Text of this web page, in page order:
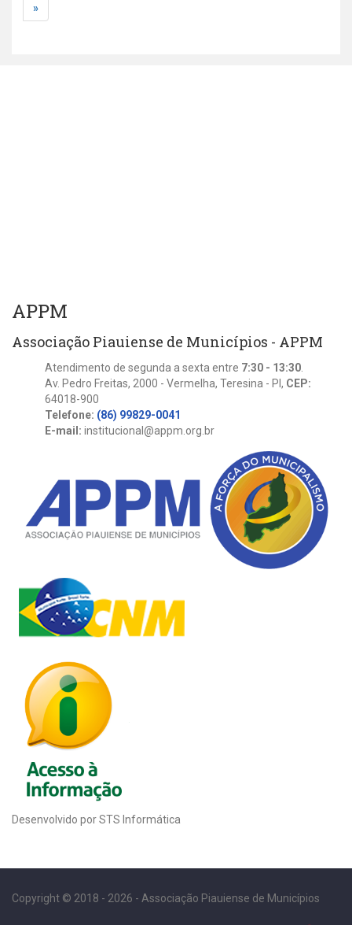
»
APPM
Associação Piauiense de Municípios - APPM
Atendimento de segunda a sexta entre 7:30 - 13:30
Av. Pedro Freitas, 2000 - Vermelha, Teresina - PI, CEP:
64018-900
Telefone: (86) 99829-0041
E-mail: institucional@appm.org.br
Desenvolvido por STS Informática
Copyright © 2018 - 2026 - Associação Piauiense de Municípios